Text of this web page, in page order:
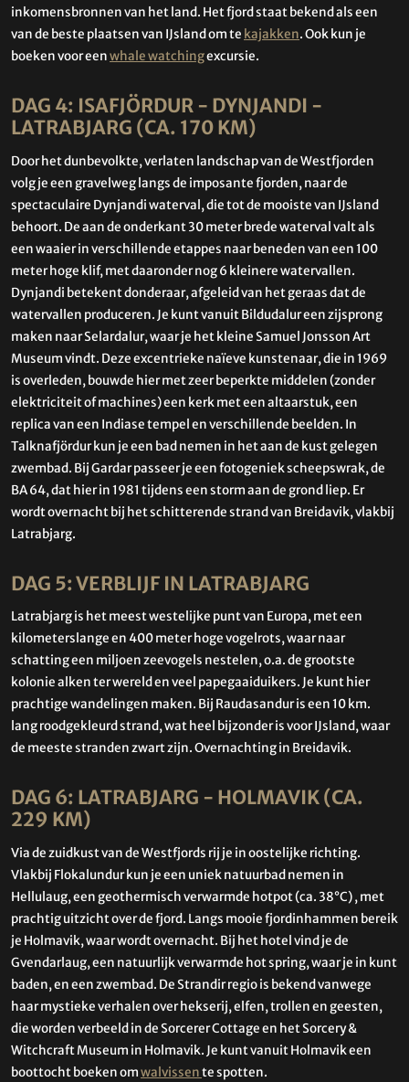
inkomensbronnen van het land. Het fjord staat bekend als een
van de beste plaatsen van IJsland om te kajakken. Ook kun je
boeken voor eenwhale watchingexcursie.
DAG 4: ISAFJÖRDUR - DYNJANDI -
LATRABJARG (CA. 170 KM)
Door het dunbevolkte, verlaten landschap van de Westfjorden
volg je een gravelweg langs de imposante fjorden, naar de
spectaculaire Dynjandi waterval, die tot de mooiste van IJsland
behoort. De aan de onderkant 30 meter brede waterval valt als
een waaier in verschillende etappes naar beneden van een 100
meter hoge klif, met daaronder nog 6 kleinere watervallen.
Dynjandi betekent donderaar, afgeleid van het geraas dat de
watervallen produceren. Je kunt vanuit Bildudalur een zijsprong
maken naar Selardalur, waar je het kleine Samuel Jonsson Art
Museum vindt. Deze excentrieke naïeve kunstenaar, die in 1969
is overleden, bouwde hier met zeer beperkte middelen (zonder
elektriciteit of machines) een kerk met een altaarstuk, een
replica van een Indiase tempel en verschillende beelden. In
Talknafjördur kun je een bad nemen in het aan de kust gelegen
zwembad. Bij Gardar passeer je een fotogeniek scheepswrak, de
BA 64, dat hier in 1981 tijdens een storm aan de grond liep. Er
wordt overnacht bij het schitterende strand van Breidavik, vlakbij
Latrabjarg.
DAG 5: VERBLIJF IN LATRABJARG
Latrabjarg is het meest westelijke punt van Europa, met een
kilometerslange en 400 meter hoge vogelrots, waar naar
schatting een miljoen zeevogels nestelen, o.a. de grootste
kolonie alken ter wereld en veel papegaaiduikers. Je kunt hier
prachtige wandelingen maken. Bij Raudasandur is een 10 km.
lang roodgekleurd strand, wat heel bijzonder is voor IJsland, waar
de meeste stranden zwart zijn. Overnachting in Breidavik.
DAG 6: LATRABJARG - HOLMAVIK (CA.
229 KM)
Via de zuidkust van de Westfjords rij je in oostelijke richting.
Vlakbij Flokalundur kun je een uniek natuurbad nemen in
Hellulaug, een geothermisch verwarmde hotpot (ca. 38°C) , met
prachtig uitzicht over de fjord. Langs mooie fjordinhammen bereik
je Holmavik, waar wordt overnacht. Bij het hotel vind je de
Gvendarlaug, een natuurlijk verwarmde hot spring, waar je in kunt
baden, en een zwembad. De Strandir regio is bekend vanwege
haar mystieke verhalen over hekserij, elfen, trollen en geesten,
die worden verbeeld in de Sorcerer Cottage en het Sorcery &
Witchcraft Museum in Holmavik. Je kunt vanuit Holmavik een
boottocht boeken omwalvissente spotten.